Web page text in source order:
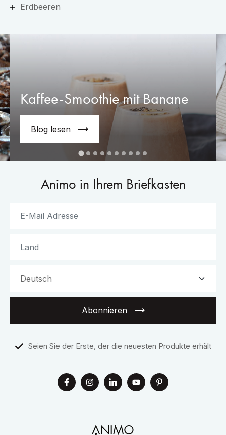
Erdbeeren
Kaffee-Smoothie mit Banane
Blog lesen
Animo in Ihrem Briefkasten
Abonnieren
Seien Sie der Erste, der die neuesten Produkte erhält